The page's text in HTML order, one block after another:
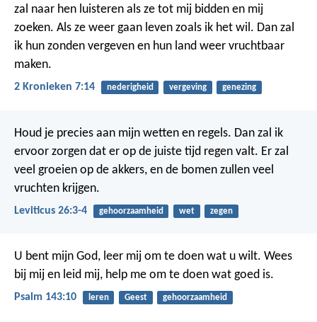
zal naar hen luisteren als ze tot mij bidden en mij
zoeken. Als ze weer gaan leven zoals ik het wil. Dan zal
ik hun zonden vergeven en hun land weer vruchtbaar
maken.
2 Kronieken 7:14 nederigheid vergeving genezing
Houd je precies aan mijn wetten en regels. Dan zal ik
ervoor zorgen dat er op de juiste tijd regen valt. Er zal
veel groeien op de akkers, en de bomen zullen veel
vruchten krijgen.
Leviticus 26:3-4 gehoorzaamheid wet zegen
U bent mijn God, leer mij om te doen wat u wilt. Wees
bij mij en leid mij, help me om te doen wat goed is.
Psalm 143:10 leren Geest gehoorzaamheid